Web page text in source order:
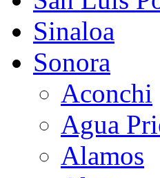
Sinaloa
Sonora
Aconchi
Agua
Alamos